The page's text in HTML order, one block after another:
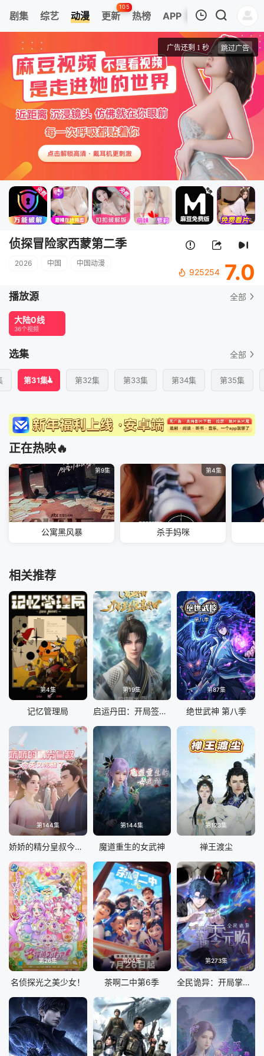
剧集 综艺 动漫 更新
105
热榜 APP
第31集
侦探冒险家西蒙第二季
清空
侦探冒险家西蒙第二季
2026 中国 中国动漫
925254 7.0
播放源 全部
大陆0线
36个视频
选集 全部
第31集 第32集 第33集 第34集 第35集
正在热映🔥
第9集
公寓黑风暴
第4集
杀手妈咪
相关推荐
第4集
记忆管理局
第19集
启运丹田：开局签到至尊丹田
第87集
绝世武神 第八季
第144集
娇娇的精分皇叔今天又吃醋了
第144集
魔道重生的女武神
第123集
禅王渡尘
第26集
名侦探光之美少女！
第04集
茶啊二中第6季
第273集
全民诡异：开局掌握零元购